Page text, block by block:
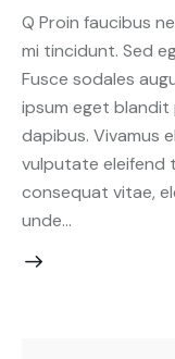
Q Proin faucibus
mi tincidunt. Sed
Fusce sodales
ipsum eget blandit
dapibus. Vivamus
vulputate eleifend
consequat vitae,
unde…